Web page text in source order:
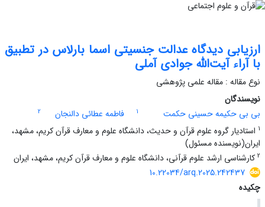
ارزیابی دیدگاه عدالت جنسیتی اسما بارلاس در تطبیق
با آراء آیت‌الله جوادی آملی
نوع مقاله : مقاله علمی پژوهشی
نویسندگان
بی بی حکیمه حسینی حکمت
1 فاطمه عطائی دالنجان
2
1 استادیار گروه علوم قرآن و حدیث، دانشگاه علوم و معارف قرآن کریم، مشهد،
ایران(نویسنده مسئول)
2 کارشناسی ارشد علوم قرآنی، دانشگاه علوم و معارف قرآن کریم، مشهد، ایران
10.22034/arq.2025.242437
چکیده